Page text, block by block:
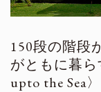
150段の階段
がともに暮ら
upto the Sea〉